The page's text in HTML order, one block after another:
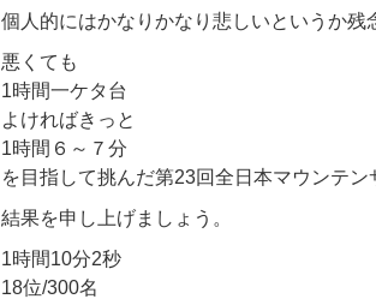
個人的にはかなりかなり悲しいというか残
悪くても
1時間一ケタ台
よければきっと
1時間６～７分
を目指して挑んだ第23回全日本マウンテ
結果を申し上げましょう。
1時間10分2秒
18位/300名